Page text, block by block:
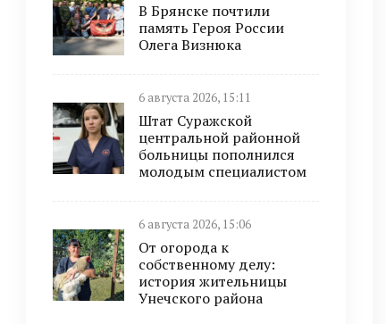
В Брянске почтили
память Героя России
Олега Визнюка
6 августа 2026, 15:11
Штат Суражской
центральной районной
больницы пополнился
молодым специалистом
6 августа 2026, 15:06
От огорода к
собственному делу:
история жительницы
Унечского района